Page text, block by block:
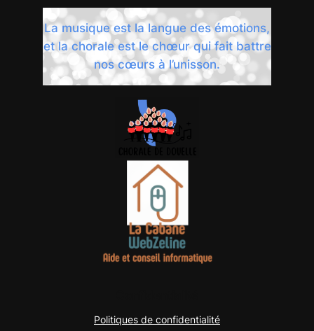
La musique est la langue des émotions,
et la chorale est le chœur qui fait battre
nos cœurs à l’unisson.
Politiques de confidentialité